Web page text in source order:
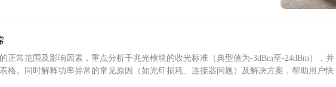
正常范围及影响因素，重点分析千兆光模块的收光标准（典型值为-3dBm至-24dBm），并
格。同时解释功率异常的常见原因（如光纤损耗、连接器问题）及解决方案，帮助用户快